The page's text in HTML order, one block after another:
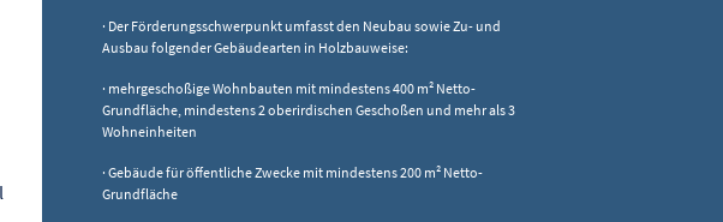
· Der Förderungsschwerpunkt umfasst den Neubau sowie Zu- und
Ausbau folgender Gebäudearten in Holzbauweise:
· mehrgeschoßige Wohnbauten mit mindestens 400 m² Netto-
Grundfläche, mindestens 2 oberirdischen Geschoßen und mehr als 3
Wohneinheiten
· Gebäude für öffentliche Zwecke mit mindestens 200 m² Netto-
Grundfläche